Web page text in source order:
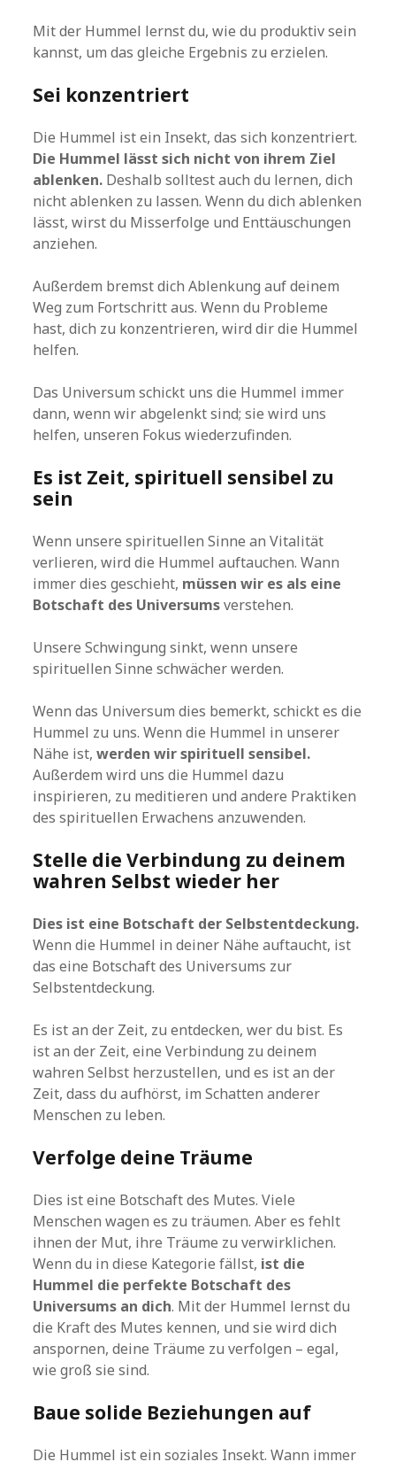
Mit der Hummel lernst du, wie du produktiv sein
kannst, um das gleiche Ergebnis zu erzielen.
Sei konzentriert
Die Hummel ist ein Insekt, das sich konzentriert.
Die Hummel lässt sich nicht von ihrem Ziel
ablenken. Deshalb solltest auch du lernen, dich
nicht ablenken zu lassen. Wenn du dich ablenken
lässt, wirst du Misserfolge und Enttäuschungen
anziehen.
Außerdem bremst dich Ablenkung auf deinem
Weg zum Fortschritt aus. Wenn du Probleme
hast, dich zu konzentrieren, wird dir die Hummel
helfen.
Das Universum schickt uns die Hummel immer
dann, wenn wir abgelenkt sind; sie wird uns
helfen, unseren Fokus wiederzufinden.
Es ist Zeit, spirituell sensibel zu
sein
Wenn unsere spirituellen Sinne an Vitalität
verlieren, wird die Hummel auftauchen. Wann
immer dies geschieht, müssen wir es als eine
Botschaft des Universumsverstehen.
Unsere Schwingung sinkt, wenn unsere
spirituellen Sinne schwächer werden.
Wenn das Universum dies bemerkt, schickt es die
Hummel zu uns. Wenn die Hummel in unserer
Nähe ist,werden wir spirituell sensibel.
Außerdem wird uns die Hummel dazu
inspirieren, zu meditieren und andere Praktiken
des spirituellen Erwachens anzuwenden.
Stelle die Verbindung zu deinem
wahren Selbst wieder her
Dies ist eine Botschaft der Selbstentdeckung.
Wenn die Hummel in deiner Nähe auftaucht, ist
das eine Botschaft des Universums zur
Selbstentdeckung.
Es ist an der Zeit, zu entdecken, wer du bist. Es
ist an der Zeit, eine Verbindung zu deinem
wahren Selbst herzustellen, und es ist an der
Zeit, dass du aufhörst, im Schatten anderer
Menschen zu leben.
Verfolge deine Träume
Dies ist eine Botschaft des Mutes. Viele
Menschen wagen es zu träumen. Aber es fehlt
ihnen der Mut, ihre Träume zu verwirklichen.
Wenn du in diese Kategorie fällst, ist die
Hummel die perfekte Botschaft des
Universums an dich. Mit der Hummel lernst du
die Kraft des Mutes kennen, und sie wird dich
anspornen, deine Träume zu verfolgen – egal,
wie groß sie sind.
Baue solide Beziehungen auf
Die Hummel ist ein soziales Insekt. Wann immer